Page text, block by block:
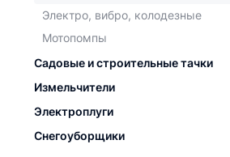
Электро, вибро, колодезные
Мотопомпы
Садовые и строительные тачки
Измельчители
Электроплуги
Снегоуборщики